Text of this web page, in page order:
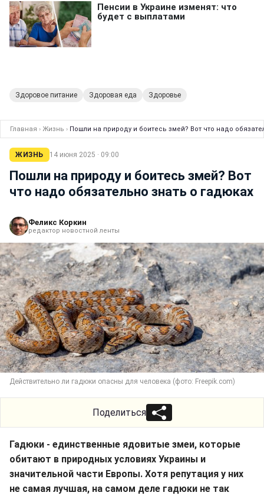
Здоровое питание Здоровая еда Здоровье
Главная › Жизнь › Пошли на природу и боитесь змей? Вот что надо
ЖИЗНЬ 14 июня 2025 · 09:00
Пошли на природу и боитесь змей? Вот
что надо обязательно знать о гадюках
Феликс Коркин
редактор новостной ленты
Действительно ли гадюки опасны для человека (фото: Freepik.com)
Поделиться
Гадюки - единственные ядовитые змеи, которые
обитают в природных условиях Украины и
значительной части Европы. Хотя репутация у них
не самая лучшая, на самом деле гадюки не так